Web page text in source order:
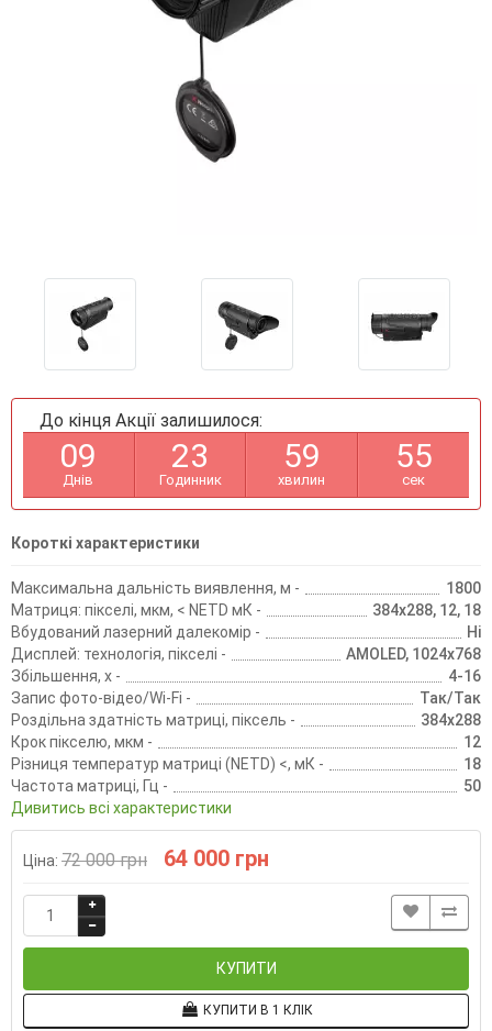
До кінця Акції залишилося:
09
Днів
23
Годинник
59
хвилин
54
сек
Короткі характеристики
Максимальна дальність виявлення, м -
1800
Матриця: пікселі, мкм, < NETD мК -
384х288, 12, 18
Вбудований лазерний далекомір -
Ні
Дисплей: технологія, пікселі -
AMOLED, 1024х768
Збільшення, х -
4-16
Запис фото-відео/Wi-Fi -
Так/Так
Роздільна здатність матриці, піксель -
384х288
Крок пікселю, мкм -
12
Різниця температур матриці (NETD) <, мК -
18
Частота матриці, Гц -
50
Дивитись всі характеристики
Ціна: 72 000 грн 64 000 грн
КУПИТИ
КУПИТИ В 1 КЛІК